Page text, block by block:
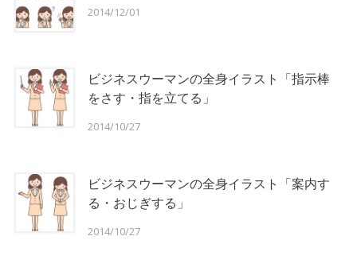
2014/12/01
ビジネスウーマンの全身イラスト「指示棒
をさす・指を立てる」
2014/10/27
ビジネスウーマンの全身イラスト「案内す
る・おじぎする」
2014/10/27